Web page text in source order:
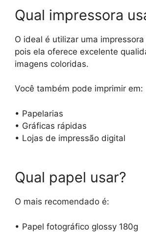
Qual impressora
O ideal é utilizar uma
pois ela oferece excelente
imagens coloridas.
Você também pode imprimir em:
• Papelarias
• Gráficas rápidas
• Lojas de impressão digital
Qual papel usar?
O mais recomendado é:
• Papel fotográfico glossy 180g